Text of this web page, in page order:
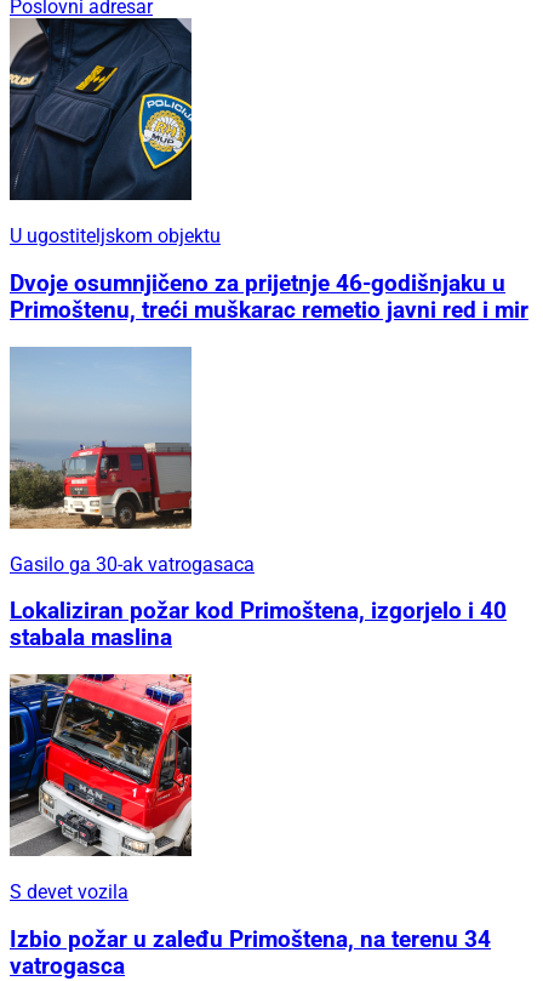
Poslovni adresar
U ugostiteljskom objektu
Dvoje osumnjičeno za prijetnje 46-godišnjaku u
Primoštenu, treći muškarac remetio javni red i mir
Gasilo ga 30-ak vatrogasaca
Lokaliziran požar kod Primoštena, izgorjelo i 40
stabala maslina
S devet vozila
Izbio požar u zaleđu Primoštena, na terenu 34
vatrogasca